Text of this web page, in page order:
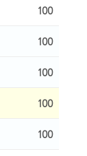
100
100
100
100
100